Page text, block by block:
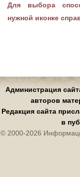
Для выбора
нужной иконке
Администрация
авторов
Редакция сайта
в
© 2000-2026